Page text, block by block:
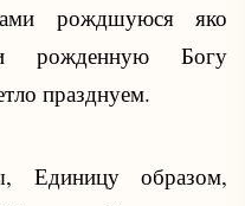
рождшуюся яко
рожденную Богу
празднуем.
Единицу образом,